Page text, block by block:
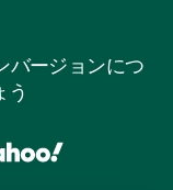
バージョンにつ
う